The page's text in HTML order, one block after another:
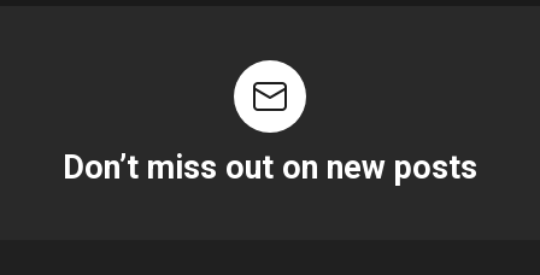
Don’t miss out on new posts